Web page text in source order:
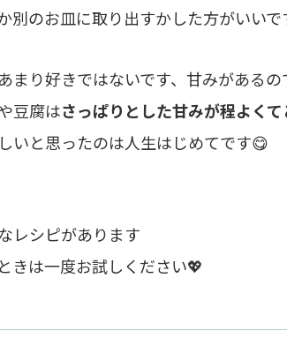
別のお皿に取り出すかした方がいいで
まり好きではないです、甘みがあるの
豆腐はさっぱりとした甘みが程よく
いと思ったのは人生はじめてです😋
レシピがあります
きは一度お試しください💖